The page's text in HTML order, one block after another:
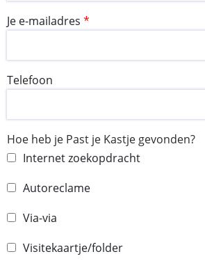
Je e-mailadres
Telefoon
Hoe heb je Past je Kastje gevonden?
Internet zoekopdracht
Autoreclame
Via-via
Visitekaartje/folder